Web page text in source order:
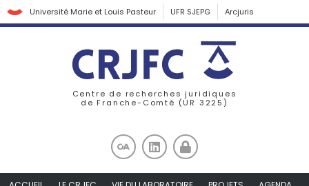
Université Marie et Louis Pasteur UFR SJEPG Arcjuris
Centre de recherches juridiques
de Franche-Comté (UR 3225)